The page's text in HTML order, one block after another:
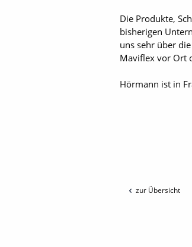
Die Produkte,
bisherigen
uns sehr über
Maviflex vor Ort
Hörmann ist in
zur Übersicht